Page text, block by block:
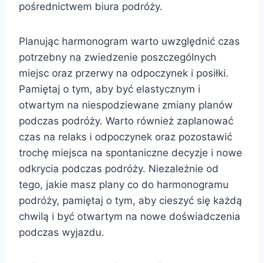
pośrednictwem biura podróży.
Planując harmonogram warto uwzględnić czas
potrzebny na zwiedzenie poszczególnych
miejsc oraz przerwy na odpoczynek i posiłki.
Pamiętaj o tym, aby być elastycznym i
otwartym na niespodziewane zmiany planów
podczas podróży. Warto również zaplanować
czas na relaks i odpoczynek oraz pozostawić
trochę miejsca na spontaniczne decyzje i nowe
odkrycia podczas podróży. Niezależnie od
tego, jakie masz plany co do harmonogramu
podróży, pamiętaj o tym, aby cieszyć się każdą
chwilą i być otwartym na nowe doświadczenia
podczas wyjazdu.